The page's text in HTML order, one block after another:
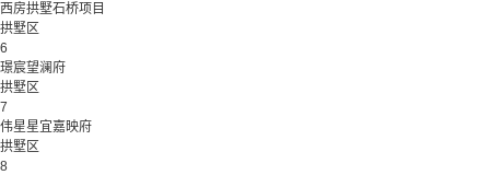
西房拱墅石桥项目
拱墅区
6
璟宸望澜府
拱墅区
7
伟星星宜嘉映府
拱墅区
8